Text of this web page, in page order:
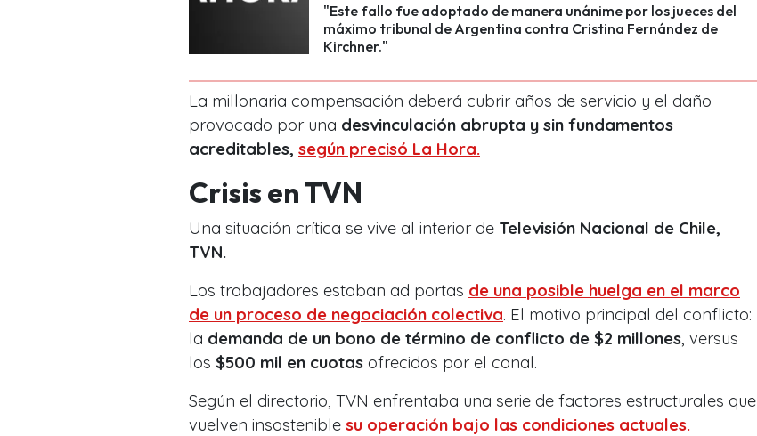
"Este fallo fue adoptado de manera unánime por los jueces del
máximo tribunal de Argentina contra Cristina Fernández de
Kirchner."
La millonaria compensación deberá cubrir años de servicio y el daño
provocado por una desvinculación abrupta y sin fundamentos
acreditables, según precisó La Hora.
Crisis en TVN
Una situación crítica se vive al interior de Televisión Nacional de Chile,
TVN.
Los trabajadores estaban ad portas de una posible huelga en el marco
de un proceso de negociación colectiva. El motivo principal del conflicto:
la demanda de un bono de término de conflicto de $2 millones , versus
los $500 mil en cuotas ofrecidos por el canal.
Según el directorio, TVN enfrentaba una serie de factores estructurales que
vuelven insostenible su operación bajo las condiciones actuales.